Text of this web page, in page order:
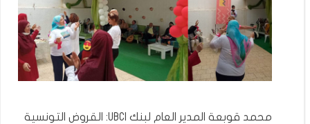
محمد قوبعة المدير العام لبنك UBCI: القروض التونسية